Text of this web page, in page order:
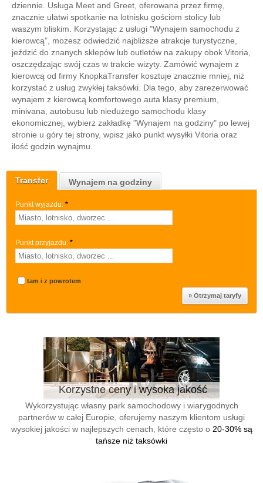
Transfer Wynajem na godziny
Punkt wyjazdu: *
Punkt przyjazdu: *
tam i z powrotem
Korzystne ceny i wysoka jakość
Wykorzystując własny park samochodowy i wiarygodnych
partnerów w całej Europie, oferujemy naszym klientom usługi
wysokiej jakości w najlepszych cenach, które często o 20-30% są
tańsze niż taksówki
dziennie. Usługa Meet and Greet, oferowana przez firmę,
znacznie ułatwi spotkanie na lotnisku gościom stolicy lub
waszym bliskim. Korzystając z usługi "Wynajem samochodu z
kierowcą”, możesz odwiedzić najbliższe atrakcje turystyczne,
jeździć do znanych sklepów lub outletów na zakupy obok Vitoria,
oszczędzając swój czas w trakcie wizyty. Zamówić wynajem z
kierowcą od firmy KnopkaTransfer kosztuje znacznie mniej, niż
korzystać z usług zwykłej taksówki. Dla tego, aby zarezerwować
wynajem z kierowcą komfortowego auta klasy premium,
minivana, autobusu lub niedużego samochodu klasy
ekonomicznej, wybierz zakładkę "Wynajem na godziny" po lewej
stronie u góry tej strony, wpisz jako punkt wysyłki Vitoria oraz
ilość godzin wynajmu.